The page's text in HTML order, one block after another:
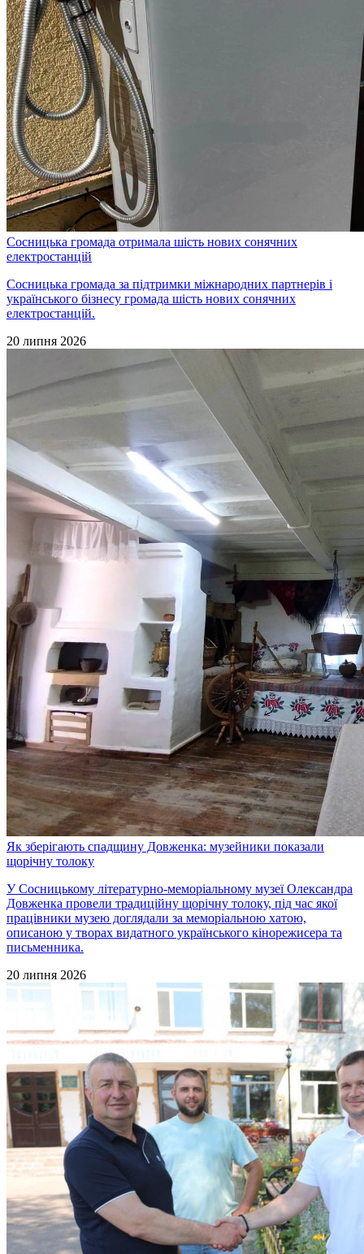
Сосницька громада отримала шість нових сонячних
електростанцій
Сосницька громада за підтримки міжнародних партнерів і
українського бізнесу громада шість нових сонячних
електростанцій.
20 липня 2026
Як зберігають спадщину Довженка: музейники показали
щорічну толоку
У Сосницькому літературно-меморіальному музеї Олександра
Довженка провели традиційну щорічну толоку, під час якої
працівники музею доглядали за меморіальною хатою,
описаною у творах видатного українського кінорежисера та
письменника.
20 липня 2026